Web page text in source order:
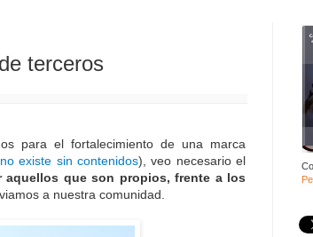
terceros
para el fortalecimiento de una marca
existe sin contenidos), veo necesario el
aquellos que son propios, frente a los
a nuestra comunidad.